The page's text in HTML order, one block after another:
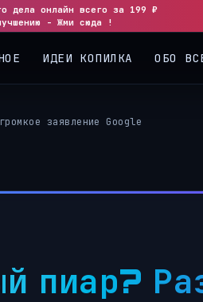
дела онлайн всего за 199 ₽
- Жми сюда !
заявление Google
пиар?